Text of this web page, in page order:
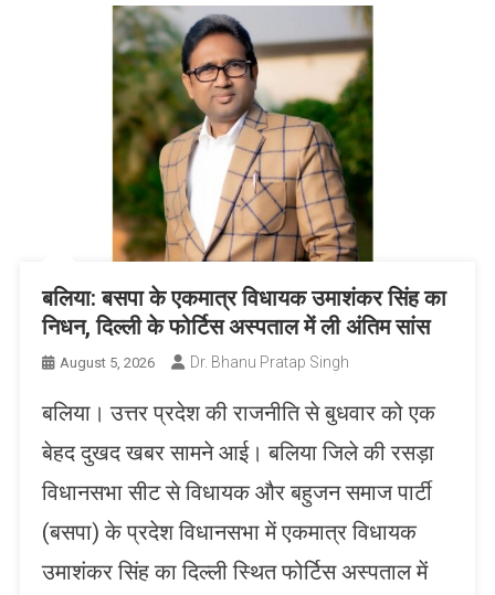
बलिया: बसपा के एकमात्र विधायक उमाशंकर सिंह का
निधन, दिल्ली के फोर्टिस अस्पताल में ली अंतिम सांस
August 5, 2026 Dr. Bhanu Pratap Singh
बलिया। उत्तर प्रदेश की राजनीति से बुधवार को एक
बेहद दुखद खबर सामने आई। बलिया जिले की रसड़ा
विधानसभा सीट से विधायक और बहुजन समाज पार्टी
(बसपा) के प्रदेश विधानसभा में एकमात्र विधायक
उमाशंकर सिंह का दिल्ली स्थित फोर्टिस अस्पताल में